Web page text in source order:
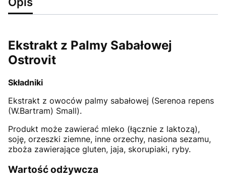
Ekstrakt z Palmy Sabałowej
Ostrovit
Składniki
Ekstrakt z owoców palmy sabałowej (Serenoa repens
(W.Bartram) Small).
Produkt może zawierać mleko (łącznie z laktozą),
soję, orzeszki ziemne, inne orzechy, nasiona sezamu,
zboża zawierające gluten, jaja, skorupiaki, ryby.
Wartość odżywcza